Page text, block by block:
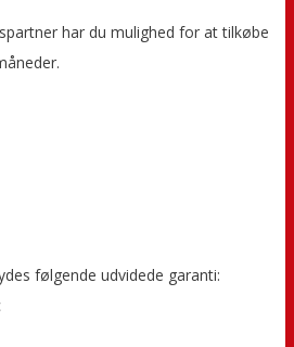
har du mulighed for at tilkøbe
følgende udvidede garanti: